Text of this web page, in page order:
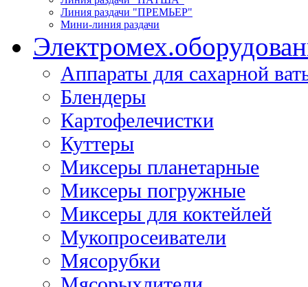
Линия раздачи "ПРЕМЬЕР"
Мини-линия раздачи
Электромех.
Аппараты для сахарной
Блендеры
Картофелечистки
Куттеры
Миксеры планетарные
Миксеры погружные
Миксеры для коктейлей
Мукопросеиватели
Мясорубки